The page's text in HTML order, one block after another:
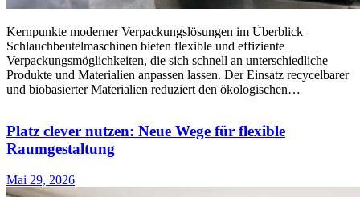
Kernpunkte moderner Verpackungslösungen im Überblick
Schlauchbeutelmaschinen bieten flexible und effiziente
Verpackungsmöglichkeiten, die sich schnell an unterschiedliche
Produkte und Materialien anpassen lassen. Der Einsatz recycelbarer
und biobasierter Materialien reduziert den ökologischen…
Platz clever nutzen: Neue Wege für flexible
Raumgestaltung
Mai 29, 2026